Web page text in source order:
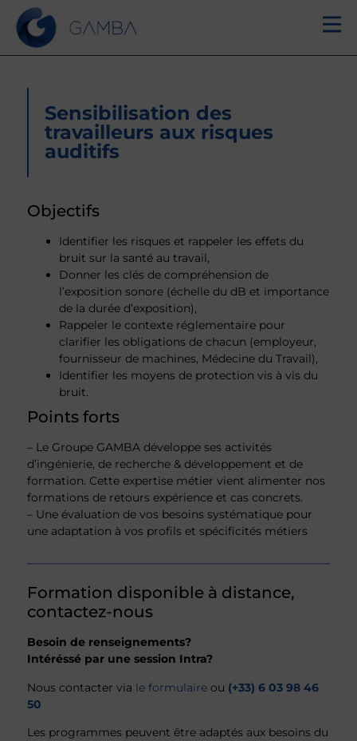
Sensibilisation des
travailleurs aux risques
auditifs
Objectifs
Identifier les risques et rappeler les effets du
bruit sur la santé au travail,
Donner les clés de compréhension de
l’exposition sonore (échelle du dB et importance
de la durée d’exposition),
Rappeler le contexte réglementaire pour
clarifier les obligations de chacun (employeur,
fournisseur de machines, Médecine du Travail),
Identifier les moyens de protection vis à vis du
bruit.
Points forts
– Le Groupe GAMBA développe ses activités
d’ingénierie, de recherche & développement et de
formation. Cette expertise métier vient alimenter nos
formations de retours expérience et cas concrets.
– Une évaluation de vos besoins systématique pour
une adaptation à vos profils et spécificités métiers
Formation disponible à distance,
contactez-nous
Besoin de renseignements?
Intéréssé par une session Intra?
Nous contacter via le formulaire ou (+33) 6 03 98 46
50
Les programmes peuvent être adaptés aux besoins du